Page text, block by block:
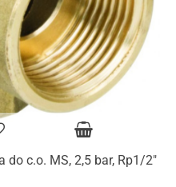
do c.o. MS, 2,5 bar, Rp1/2"